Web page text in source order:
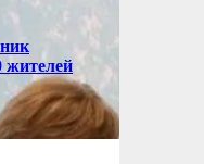
жителей